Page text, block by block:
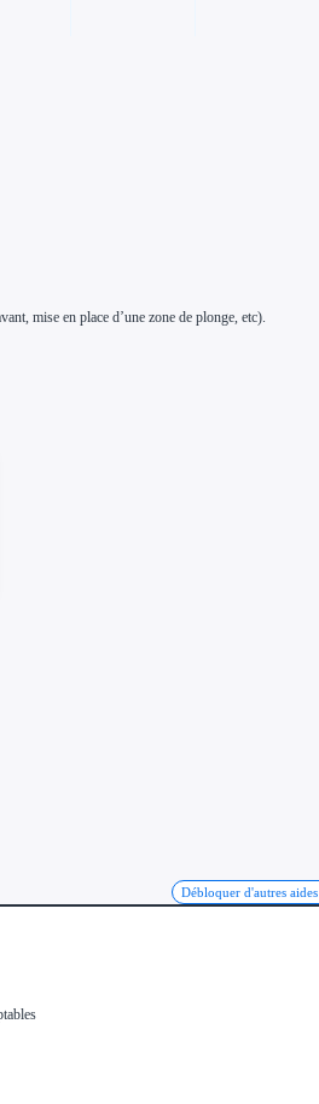
mise en place d’une zone de plonge, etc).
Débloquer d'autres aides